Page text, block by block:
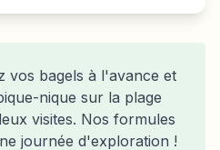
vos bagels à l'avance et
nique sur la plage
visites. Nos formules
journée d'exploration !